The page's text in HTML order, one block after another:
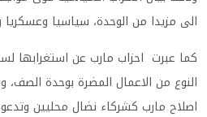
الى مزيدا من الوحدة، سياسيا وعسكريا
كما عبرت احزاب مارب عن استغرابها
النوع من الاعمال المضرة بوحدة
اصلاح مارب كشركاء نضال محليين